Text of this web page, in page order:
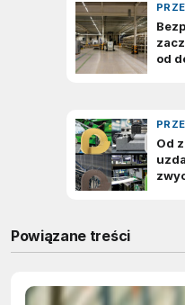
Powiązane treści